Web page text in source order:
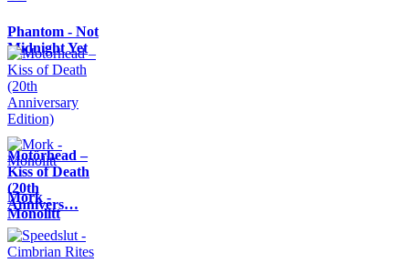
Phantom - Not
Midnight Yet
Motörhead –
Kiss of Death
(20th
Annivers…
Mork -
Monolitt